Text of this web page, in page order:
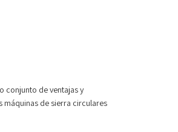
conjunto de ventajas y
máquinas de sierra circulares